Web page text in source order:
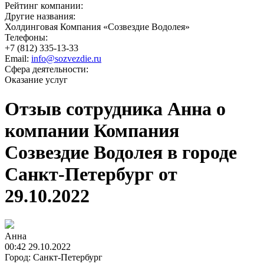
Рейтинг компании:
Другие названия:
Холдинговая Компания «Созвездие Водолея»
Телефоны:
+7 (812) 335-13-33
Email: info@sozvezdie.ru
Сфера деятельности:
Оказание услуг
Отзыв сотрудника Анна о
компании Компания
Созвездие Водолея в городе
Санкт-Петербург от
29.10.2022
Анна
00:42 29.10.2022
Город: Санкт-Петербург